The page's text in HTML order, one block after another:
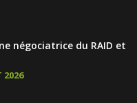
négociatrice du RAID et
2026